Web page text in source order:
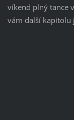
víkend plný tance
vám další kapitolu